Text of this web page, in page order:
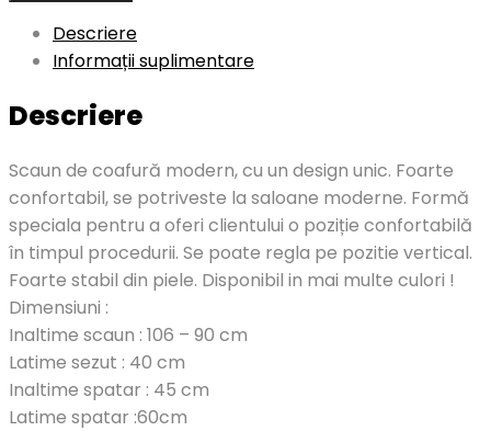
Descriere
Informații suplimentare
Descriere
Scaun de coafură modern, cu un design unic. Foarte
confortabil, se potriveste la saloane moderne. Formă
speciala pentru a oferi clientului o poziție confortabilă
în timpul procedurii. Se poate regla pe pozitie vertical.
Foarte stabil din piele. Disponibil in mai multe culori !
Dimensiuni :
Inaltime scaun : 106 – 90 cm
Latime sezut : 40 cm
Inaltime spatar : 45 cm
Latime spatar :60cm